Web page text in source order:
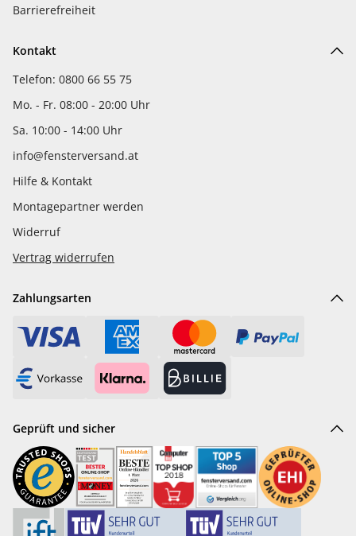
Barrierefreiheit
Kontakt
Telefon: 0800 66 55 75
Mo. - Fr. 08:00 - 20:00 Uhr
Sa. 10:00 - 14:00 Uhr
info@fensterversand.at
Hilfe & Kontakt
Montagepartner werden
Widerruf
Vertrag widerrufen
Zahlungsarten
Geprüft und sicher